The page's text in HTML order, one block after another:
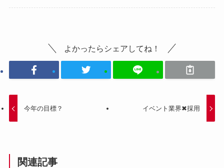
よかったらシェアしてね！
今年の目標？ イベント業界✖採用
関連記事